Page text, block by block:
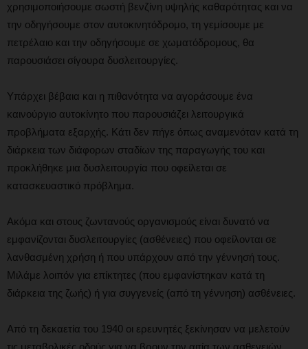
χρησιμοποιήσουμε σωστή βενζίνη υψηλής καθαρότητας και να
την οδηγήσουμε στον αυτοκινητόδρομο, τη γεμίσουμε με
πετρέλαιο και την οδηγήσουμε σε χωματόδρομους, θα
παρουσιάσει σίγουρα δυσλειτουργίες.
Υπάρχει βέβαια και η πιθανότητα να αγοράσουμε ένα
καινούργιο αυτοκίνητο που παρουσιάζει λειτουργικά
προβλήματα εξαρχής. Κάτι δεν πήγε όπως αναμενόταν κατά τη
διάρκεια των διάφορων σταδίων της παραγωγής του και
προκλήθηκε μια δυσλειτουργία που οφείλεται σε
κατασκευαστικό πρόβλημα.
Ακόμα και στους ζωντανούς οργανισμούς είναι δυνατό να
εμφανίζονται δυσλειτουργίες (ασθένειες) που οφείλονται σε
λανθασμένη χρήση ή που υπάρχουν από την γέννησή τους.
Μιλάμε λοιπόν για επίκτητες (που εμφανίστηκαν κατά τη
διάρκεια της ζωής) ή για συγγενείς (από τη γέννηση) ασθένειες.
Από τη δεκαετία του 1940 οι ερευνητές ξεκίνησαν να μελετούν